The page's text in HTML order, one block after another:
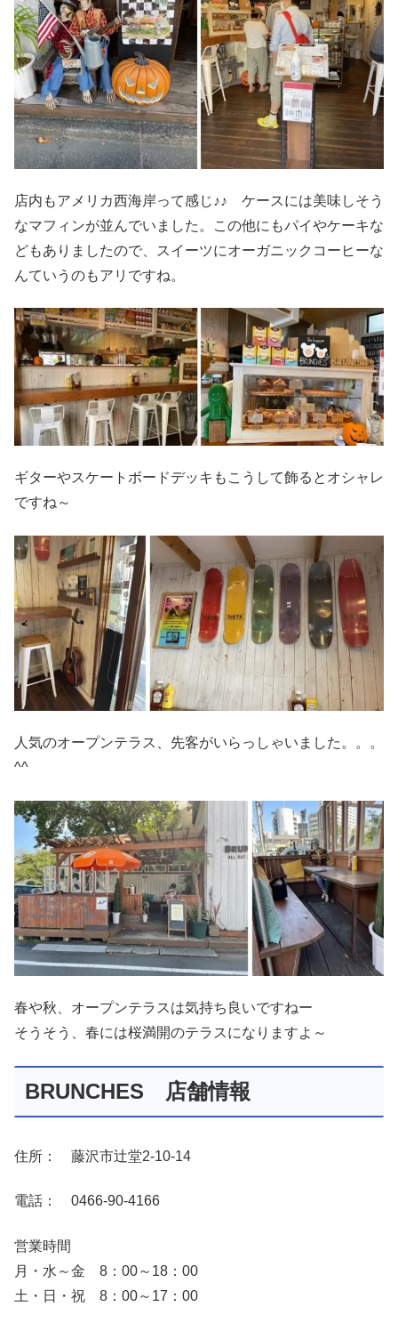
店内もアメリカ西海岸って感じ♪♪ ケースには美味しそう
なマフィンが並んでいました。この他にもパイやケーキな
どもありましたので、スイーツにオーガニックコーヒーな
んていうのもアリですね。
ギターやスケートボードデッキもこうして飾るとオシャレ
ですね～
人気のオープンテラス、先客がいらっしゃいました。。。
^^
春や秋、オープンテラスは気持ち良いですねー
そうそう、春には桜満開のテラスになりますよ～
BRUNCHES 店舗情報
住所： 藤沢市辻堂2-10-14
電話： 0466-90-4166
営業時間
月・水～金 8：00～18：00
土・日・祝 8：00～17：00